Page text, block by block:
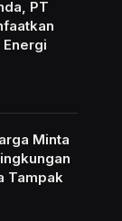
PT
Minta
Tampak